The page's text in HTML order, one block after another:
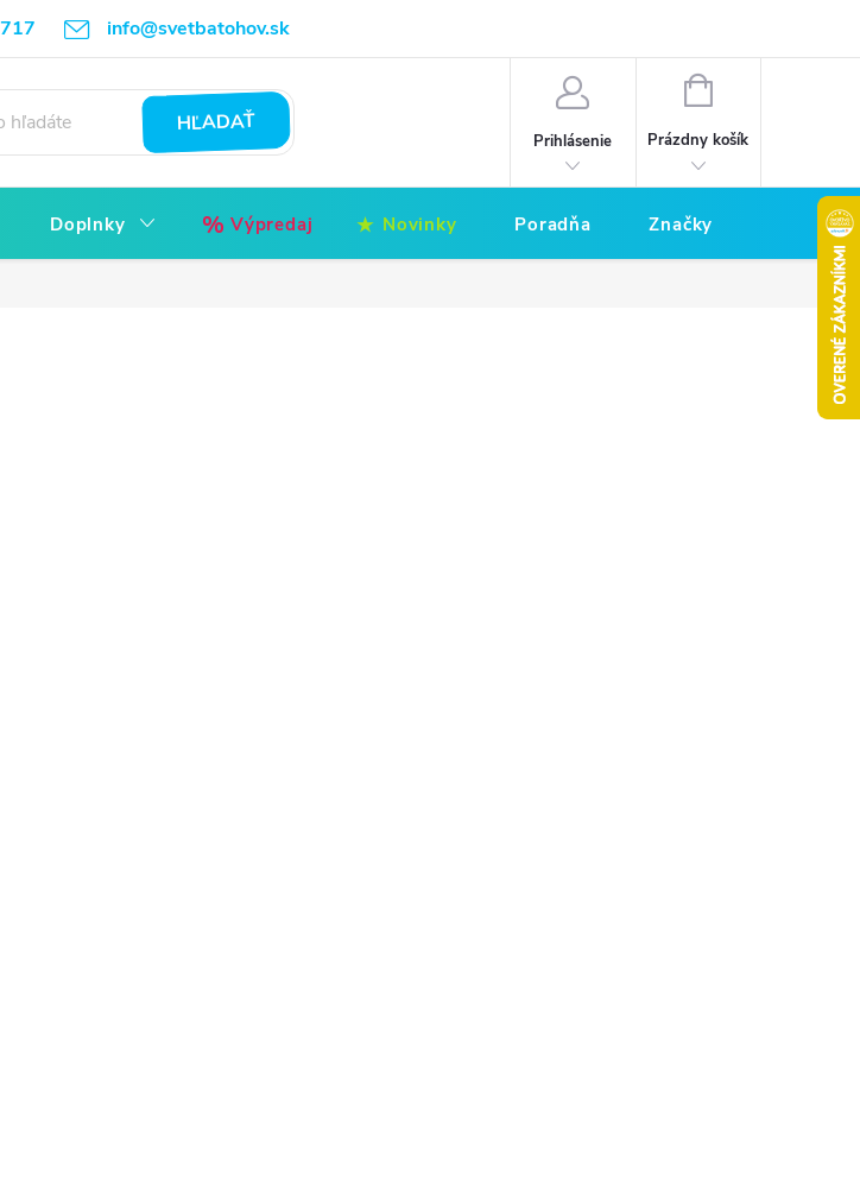
info@svetbatohov.sk
Napíšte nám Reklamácia bez starostí
HĽADAŤ
Prihlásenie
NÁKUPNÝ
Prázdny košík
Doplnky Výpredaj Novinky Poradňa Značky